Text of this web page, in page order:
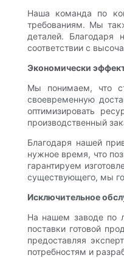
Наша команда по
требованиям. Мы
деталей. Благодаря
соответствии с
Экономически
Мы понимаем, что
своевременную
оптимизировать
производственный
Благодаря нашей
нужное время, что
гарантируем
существующего, мы
Исключительное
На нашем заводе по
поставки готовой
предоставляя
потребностям и